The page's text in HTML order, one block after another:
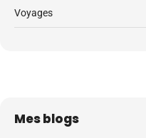
Voyages
Mes blogs